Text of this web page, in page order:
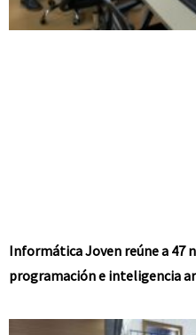
Informática Joven reúne a 47
programación e inteligencia